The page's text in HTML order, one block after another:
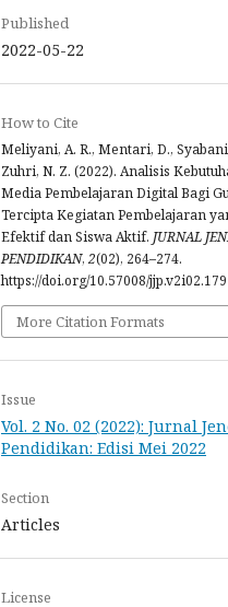
Published
2022-05-22
How to Cite
Meliyani, A. R., Mentari, D.,
Zuhri, N. Z. (2022). Analisis
Media Pembelajaran Digital Bagi
Tercipta Kegiatan Pembelajaran
Efektif dan Siswa Aktif. JURNAL
PENDIDIKAN, 2(02), 264–274.
https://doi.org/10.57008/jjp.v2i02.179
More Citation Formats
Issue
Vol. 2 No. 02 (2022): Jurnal
Pendidikan: Edisi Mei 2022
Section
Articles
License